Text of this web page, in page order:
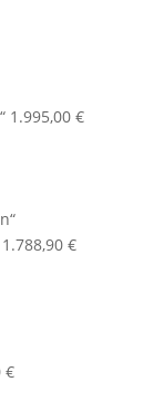
1.995,00 €
1.788,90 €
€